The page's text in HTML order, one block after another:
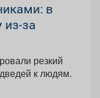
в
из-за
резкий
к людям.